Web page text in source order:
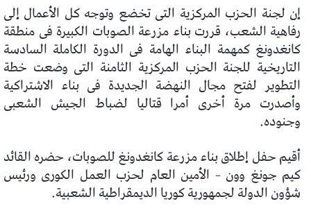
إن لجنة الحزب المركزية التى تخضع وتوجه كل الأعمال إلى
رفاهية الشعب، قررت بناء مزرعة الصوبات الكبيرة فى منطقة
كانغدونغ كمهمة البناء الهامة فى الدورة الكاملة السادسة
التاريخية للجنة الحزب المركزية الثامنة التى وضعت خطة
التطوير لفتح مجال النهضة الجديدة فى بناء الاشتراكية
وأصدرت مرة أخرى أمرا قتاليا لضباط الجيش الشعبى
وجنوده.
أقيم حفل إطلاق بناء مزرعة كانغدونغ للصوبات، حضره القائد
كيم جونغ وون – الأمين العام لحزب العمل الكورى ورئيس
شؤون الدولة لجمهورية كوريا الديمقراطية الشعبية.